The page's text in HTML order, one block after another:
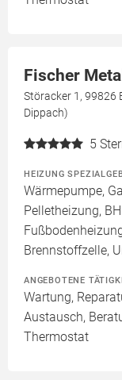
Fischer
Störacker 1, 99826
Dippach)
5
HEIZUNG
Wärmepumpe,
Pelletheizung,
Brennstoffzelle,
ANGEBOTENE
Wartung,
Austausch,
Thermostat